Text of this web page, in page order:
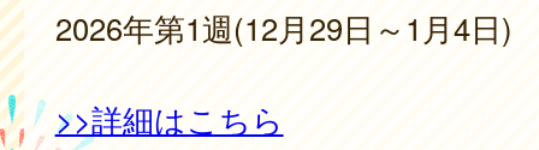
2026年第1週(12月29日～1月4日)
>>詳細はこちら